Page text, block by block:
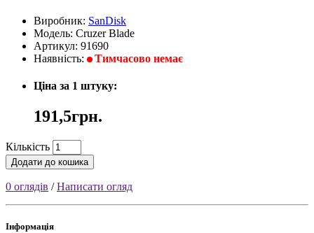
Виробник: SanDisk
Модель: Cruzer Blade
Артикул: 91690
Наявність:
Тимчасово немає
Ціна за 1 штуку:
191,5грн.
Кількість
Додати до кошика
0 оглядів /Написати огляд
Інформація